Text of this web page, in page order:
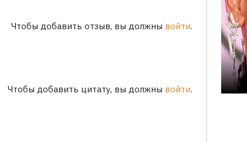
Чтобы добавить отзыв, вы должны войти.
Чтобы добавить цитату, вы должны войти.